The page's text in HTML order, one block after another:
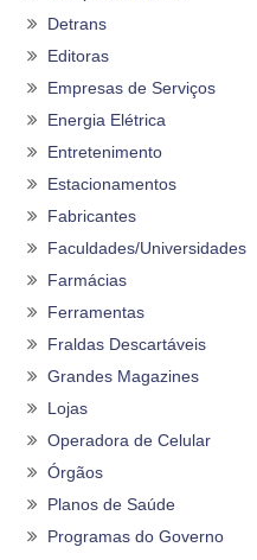
Detrans
Editoras
Empresas de Serviços
Energia Elétrica
Entretenimento
Estacionamentos
Fabricantes
Faculdades/Universidades
Farmácias
Ferramentas
Fraldas Descartáveis
Grandes Magazines
Lojas
Operadora de Celular
Órgãos
Planos de Saúde
Programas do Governo